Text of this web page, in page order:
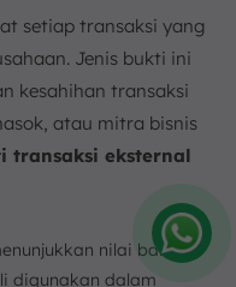
setiap transaksi yang
Jenis bukti ini
kesahihan transaksi
atau mitra bisnis
transaksi eksternal
nilai barang
digunakan dalam